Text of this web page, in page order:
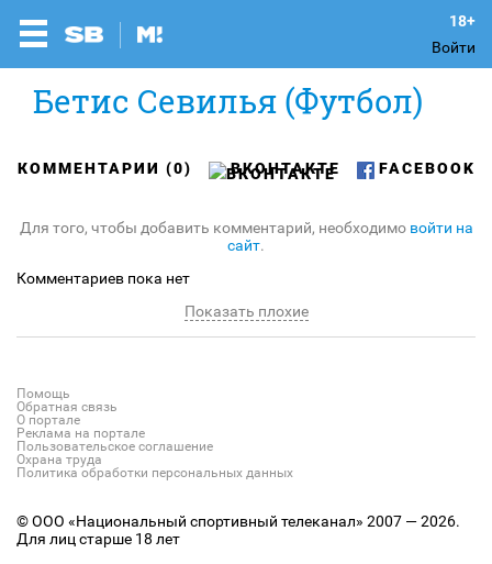
Войти
Бетис Севилья (Футбол)
КОММЕНТАРИИ (0) ВКОНТАКТЕ FACEBOOK
Для того, чтобы добавить комментарий, необходимо войти на
сайт.
Комментариев пока нет
Показать плохие
Помощь
Обратная связь
О портале
Реклама на портале
Пользовательское соглашение
Охрана труда
Политика обработки персональных данных
© ООО «Национальный спортивный телеканал» 2007 — 2026.
Для лиц старше 18 лет